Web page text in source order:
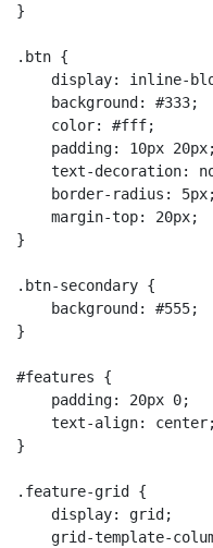
}
.btn {
display: inline-
    background: #333;
    color: #fff;
    padding: 10px 20px;
text-decoration:
    border-radius: 5px;
    margin-top: 20px;
}
.btn-secondary {
    background: #555;
}
#features {
    padding: 20px 0;
    text-align: center;
}
.feature-grid {
    display: grid;
grid-template-